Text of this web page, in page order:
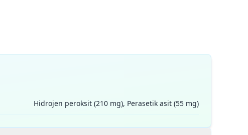
Hidrojen peroksit (210 mg), Perasetik asit (55 mg)